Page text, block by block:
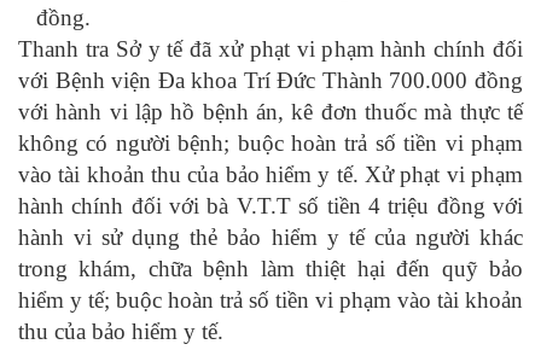
đồng.
Thanh tra Sở y tế đã xử phạt vi phạm hành chính đối
với Bệnh viện Đa khoa Trí Đức Thành 700.000 đồng
với hành vi lập hồ bệnh án, kê đơn thuốc mà thực tế
không có người bệnh; buộc hoàn trả số tiền vi phạm
vào tài khoản thu của bảo hiểm y tế. Xử phạt vi phạm
hành chính đối với bà V.T.T số tiền 4 triệu đồng với
hành vi sử dụng thẻ bảo hiểm y tế của người khác
trong khám, chữa bệnh làm thiệt hại đến quỹ bảo
hiểm y tế; buộc hoàn trả số tiền vi phạm vào tài khoản
thu của bảo hiểm y tế.